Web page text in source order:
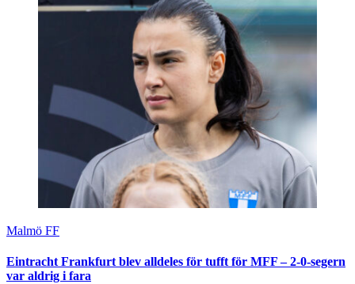
Malmö FF
Eintracht Frankfurt blev alldeles för tufft för MFF – 2-0-segern
var aldrig i fara